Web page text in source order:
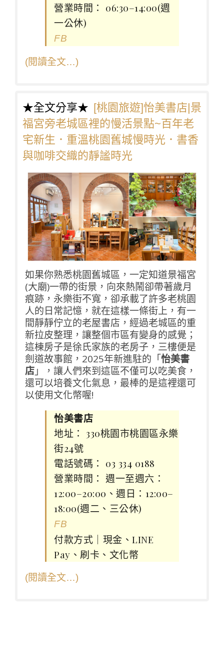
營業時間： 06:30–14:00(週
一公休)
FB
(閱讀全文…)
★全文分享★ [桃園旅遊]怡美書店|景
福宮旁老城區裡的慢活景點~百年老
宅新生．重溫桃園舊城慢時光．書香
與咖啡交織的靜謐時光
如果你熟悉桃園舊城區，一定知道景福宮
(大廟)一帶的街景，向來熱鬧卻帶著歲月
痕跡，永樂街不寬，卻承載了許多老桃園
人的日常記憶，就在這樣一條街上，有一
間靜靜佇立的老屋書店，經過老城區的重
新拉皮整理，讓整個市區有變身的感覺；
這棟房子是徐氏家族的老房子，三樓便是
劍道故事館，2025年新進駐的「怡美書
店」，讓人們來到這區不僅可以吃美食，
還可以培養文化氣息，最棒的是這裡還可
以使用文化幣喔!
怡美書店
地址： 330桃園市桃園區永樂
街24號
電話號碼： 03 334 0188
營業時間： 週一至週六：
12:00–20:00、週日：12:00–
18:00(週二、三公休)
FB
付款方式｜現金、LINE
Pay、刷卡、文化幣
(閱讀全文…)